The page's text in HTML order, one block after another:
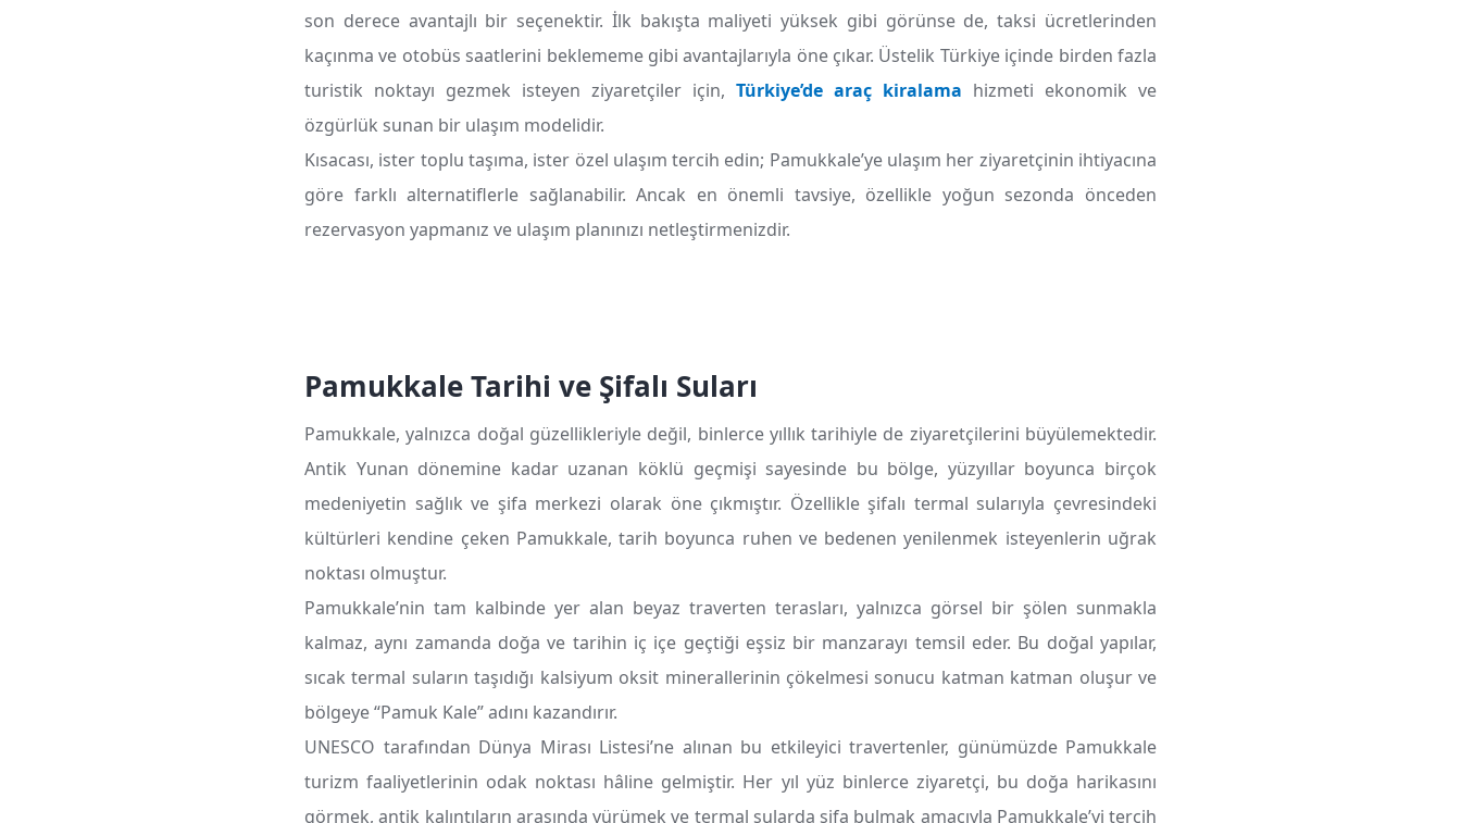
son derece avantajlı bir seçenektir. İlk bakışta maliyeti yüksek gibi görünse de, taksi ücretlerinden
kaçınma ve otobüs saatlerini beklememe gibi avantajlarıyla öne çıkar. Üstelik Türkiye içinde birden fazla
turistik noktayı gezmek isteyen ziyaretçiler için, Türkiye’de araç kiralama hizmeti ekonomik ve
özgürlük sunan bir ulaşım modelidir.
Kısacası, ister toplu taşıma, ister özel ulaşım tercih edin; Pamukkale’ye ulaşım her ziyaretçinin ihtiyacına
göre farklı alternatiflerle sağlanabilir. Ancak en önemli tavsiye, özellikle yoğun sezonda önceden
rezervasyon yapmanız ve ulaşım planınızı netleştirmenizdir.
Pamukkale Tarihi ve Şifalı Suları
Pamukkale, yalnızca doğal güzellikleriyle değil, binlerce yıllık tarihiyle de ziyaretçilerini büyülemektedir.
Antik Yunan dönemine kadar uzanan köklü geçmişi sayesinde bu bölge, yüzyıllar boyunca birçok
medeniyetin sağlık ve şifa merkezi olarak öne çıkmıştır. Özellikle şifalı termal sularıyla çevresindeki
kültürleri kendine çeken Pamukkale, tarih boyunca ruhen ve bedenen yenilenmek isteyenlerin uğrak
noktası olmuştur.
Pamukkale’nin tam kalbinde yer alan beyaz traverten terasları, yalnızca görsel bir şölen sunmakla
kalmaz, aynı zamanda doğa ve tarihin iç içe geçtiği eşsiz bir manzarayı temsil eder. Bu doğal yapılar,
sıcak termal suların taşıdığı kalsiyum oksit minerallerinin çökelmesi sonucu katman katman oluşur ve
bölgeye “Pamuk Kale” adını kazandırır.
UNESCO tarafından Dünya Mirası Listesi’ne alınan bu etkileyici travertenler, günümüzde Pamukkale
turizm faaliyetlerinin odak noktası hâline gelmiştir. Her yıl yüz binlerce ziyaretçi, bu doğa harikasını
görmek, antik kalıntıların arasında yürümek ve termal sularda şifa bulmak amacıyla Pamukkale’yi tercih